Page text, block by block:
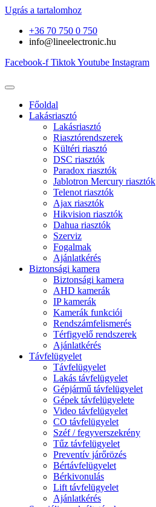
Ugrás a tartalomhoz
+36 70 750 0 750
info@lineelectronic.hu
Facebook-f TiktokYoutube Instagram
Főoldal
Lakásriasztó
Lakásriasztó
Riasztórendszerek
Kültéri riasztó
DSC riasztók
Paradox riasztók
Jablotron Mercury riasztók
Telenot riasztók
Ajax riasztók
Hikvision riasztók
Dahua riasztók
Szerviz
Fogalmak
Ajánlatkérés
Biztonsági kamera
Biztonsági kamera
AHD kamerák
IP kamerák
Kamerák funkciói
Rendszámfelismerés
Térfigyelő rendszerek
Ajánlatkérés
Távfelügyelet
Távfelügyelet
Lakás távfelügyelet
Gépjármű távfelügyelet
Gépek távfelügyelete
Video távfelügyelet
CO távfelügyelet
Széf / fegyverszekrény
Tűz távfelügyelet
Preventív járőrözés
Bértávfelügyelet
Bérkivonulás
Lift távfelügyelet
Ajánlatkérés